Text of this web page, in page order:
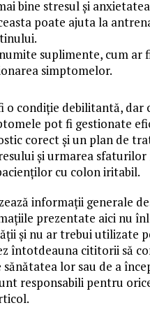
bine stresul și
poate ajuta la
suplimente, cum ar
simptomelor.
condiție debilitantă, dar
pot fi gestionate
corect și un plan de
și urmarea
cu colon iritabil.
informații generale
prezentate aici nu
și nu ar trebui utilizate
întotdeauna cititorii să
sănătatea lor sau de a
responsabili pentru